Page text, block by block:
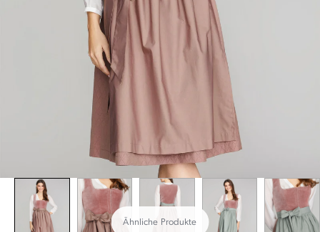
Ähnliche Produkte